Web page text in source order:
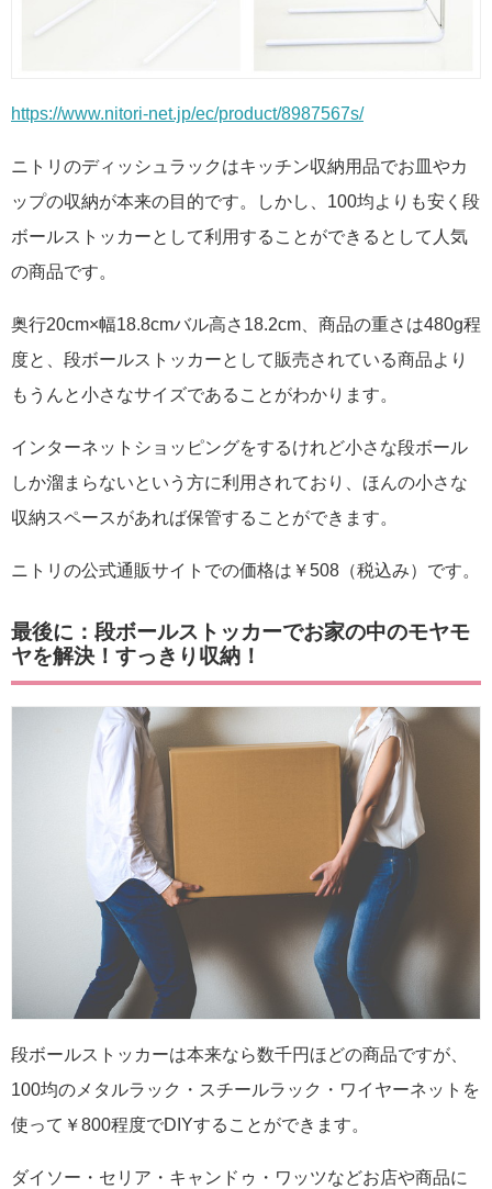
https://www.nitori-net.jp/ec/product/8987567s/
ニトリのディッシュラックはキッチン収納用品でお皿やカ
ップの収納が本来の目的です。しかし、100均よりも安く段
ボールストッカーとして利用することができるとして人気
の商品です。
奥行20cm×幅18.8cmバル高さ18.2cm、商品の重さは480g程
度と、段ボールストッカーとして販売されている商品より
もうんと小さなサイズであることがわかります。
インターネットショッピングをするけれど小さな段ボール
しか溜まらないという方に利用されており、ほんの小さな
収納スペースがあれば保管することができます。
ニトリの公式通販サイトでの価格は￥508（税込み）です。
最後に：段ボールストッカーでお家の中のモヤモ
ヤを解決！すっきり収納！
段ボールストッカーは本来なら数千円ほどの商品ですが、
100均のメタルラック・スチールラック・ワイヤーネットを
使って￥800程度でDIYすることができます。
ダイソー・セリア・キャンドゥ・ワッツなどお店や商品に